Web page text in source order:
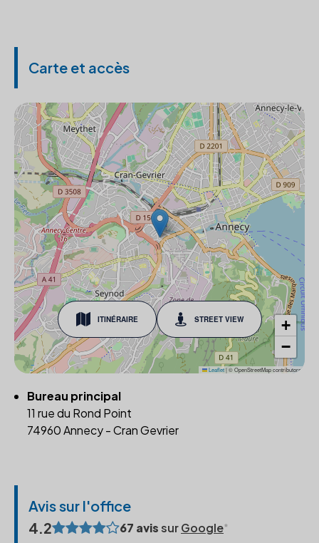
Carte et accès
ITINÉRAIRE STREET VIEW
+
−
Leaflet|© OpenStreetMap contributors
Bureau principal
11 rue du Rond Point
74960 Annecy - Cran Gevrier
Avis sur l'office
4.2
67 avissurGoogle